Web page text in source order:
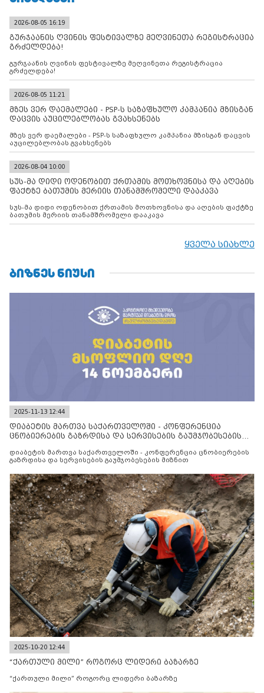
2026-08-05 16:19
გურჯაანის ღვინის ფესტივალზე მეღვინეთა რეგისტრაცია
გრძელდება!
გურჯაანის ღვინის ფესტივალზე მეღვინეთა რეგისტრაცია
გრძელდება!
2026-08-05 11:21
მზეს ვერ დაემალები - PSP-ს საზაფხულო კამპანია მზისგან
დაცვის აუცილებლობას გვახსენებს
მზეს ვერ დაემალები - PSP-ს საზაფხულო კამპანია მზისგან დაცვის
აუცილებლობას გვახსენებს
2026-08-04 10:00
სუს-მა დიდი ოდენობით ქრთამის მოთხოვნისა და აღების
ფაქტზე ბათუმის მერიის თანამშრომელი დააკავა
სუს-მა დიდი ოდენობით ქრთამის მოთხოვნისა და აღების ფაქტზე
ბათუმის მერიის თანამშრომელი დააკავა
ყველა სიახლე
ᲑᲘᲖᲜᲔᲡ ᲜᲘᲣᲡᲘ
2025-11-13 12:44
დიაბეტის მართვა საქართველოში - კონფერენცია
ცნობიერების გაზრდისა და სერვისების გაუმჯობესების
დიაბეტის მართვა საქართველოში - კონფერენცია ცნობიერების
გაზრდისა და სერვისების გაუმჯობესების მიზნით
2025-10-20 12:44
“ქართული მილი” როგორც ლიდერი ბაზარზე
“ქართული მილი” როგორც ლიდერი ბაზარზე